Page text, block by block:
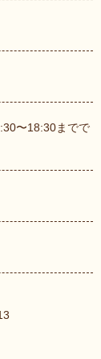
〜18:30までで